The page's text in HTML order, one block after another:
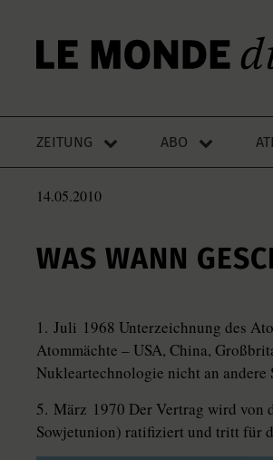
ZEITUNG ABO
14.05.2010
WAS WANN
1. Juli 1968 Unterzeichnung des
Atommächte – USA, China,
Nukleartechnologie nicht an andere
5. März 1970 Der Vertrag wird von
Sowjetunion) ratifiziert und tritt für